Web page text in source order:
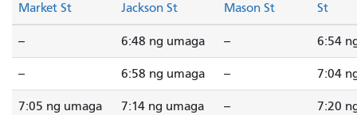
Market St
Jackson St
Mason St
St
-- 6:48 ng umaga -- 6:54
-- 6:58 ng umaga -- 7:04
7:05 ng umaga 7:14 ng umaga -- 7:20